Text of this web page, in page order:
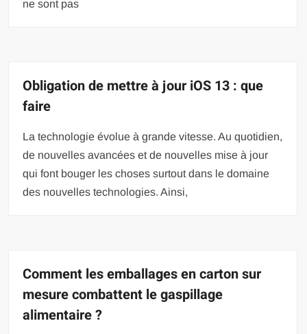
ne sont pas
Obligation de mettre à jour iOS 13 : que
faire
La technologie évolue à grande vitesse. Au quotidien,
de nouvelles avancées et de nouvelles mise à jour
qui font bouger les choses surtout dans le domaine
des nouvelles technologies. Ainsi,
Comment les emballages en carton sur
mesure combattent le gaspillage
alimentaire ?